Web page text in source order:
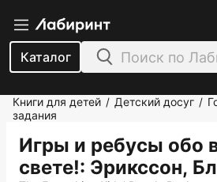
Каталог
Книги для детей / Детский досуг /
задания
Игры и ребусы обо
свете!: Эрикссон,